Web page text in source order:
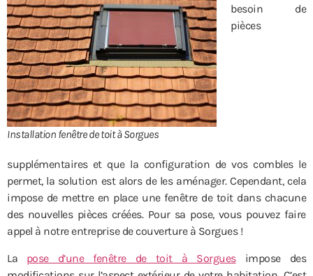
Installation fenêtre de toit à Sorgues
besoin de
pièces
supplémentaires et que la configuration de vos combles le
permet, la solution est alors de les aménager. Cependant, cela
impose de mettre en place une fenêtre de toit dans chacune
des nouvelles pièces créées. Pour sa pose, vous pouvez faire
appel à notre entreprise de couverture à Sorgues !
La pose d’une fenêtre de toit à Sorguesimpose des